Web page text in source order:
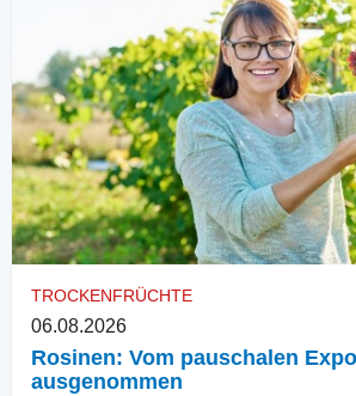
TROCKENFRÜCHTE
06.08.2026
Rosinen: Vom pauschalen
ausgenommen